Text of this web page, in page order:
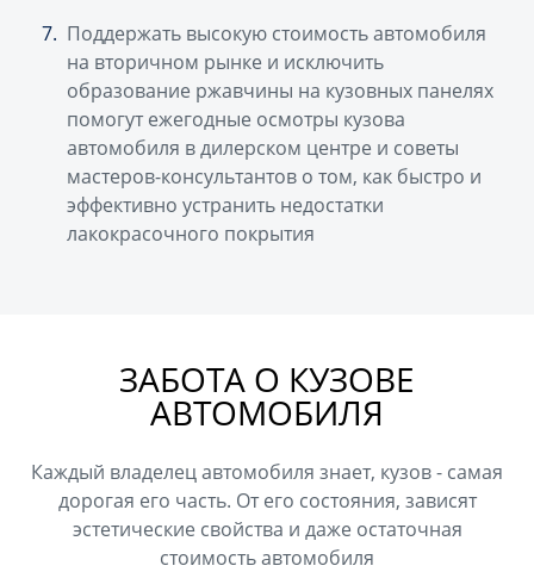
Поддержать высокую стоимость автомобиля
на вторичном рынке и исключить
образование ржавчины на кузовных панелях
помогут ежегодные осмотры кузова
автомобиля в дилерском центре и советы
мастеров-консультантов о том, как быстро и
эффективно устранить недостатки
лакокрасочного покрытия
ЗАБОТА О КУЗОВЕ
АВТОМОБИЛЯ
Каждый владелец автомобиля знает, кузов - самая
дорогая его часть. От его состояния, зависят
эстетические свойства и даже остаточная
стоимость автомобиля